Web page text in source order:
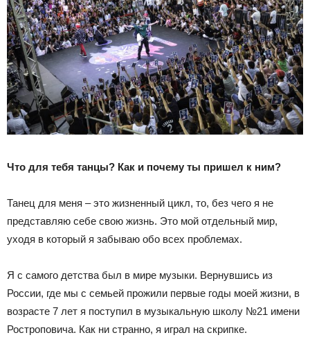
Что для тебя танцы? Как и почему ты пришел к ним?
Танец для меня – это жизненный цикл, то, без чего я не
представляю себе свою жизнь. Это мой отдельный мир,
уходя в который я забываю обо всех проблемах.
Я с самого детства был в мире музыки. Вернувшись из
России, где мы с семьей прожили первые годы моей жизни, в
возрасте 7 лет я поступил в музыкальную школу №21 имени
Ростроповича. Как ни странно, я играл на скрипке.